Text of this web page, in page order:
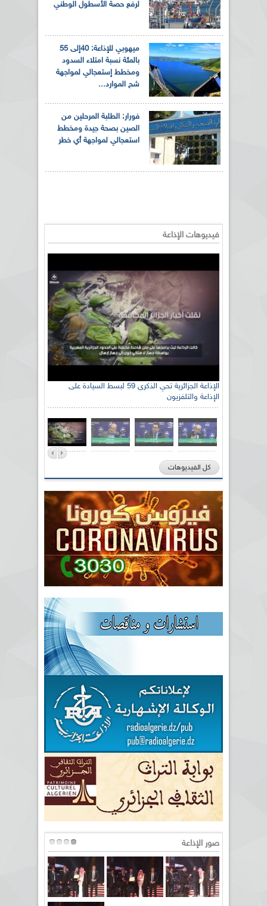
لرفع حصة الأسطول الوطني
ميهوبي للإذاعة: 40إلى 55
بالمئة نسبة امتلاء السدود
ومخطط إستعجالي لمواجهة
شح الموارد...
فورار: الطلبة المرحلين من
الصين بصحة جيدة ومخطط
استعجالي لمواجهة أي خطر
فيديوهات الإذاعة
الإذاعة الجزائرية تحي الذكرى 59 لبسط السيادة على
الإذاعة والتلفزيون
كل الفيديوهات
صور الإذاعة